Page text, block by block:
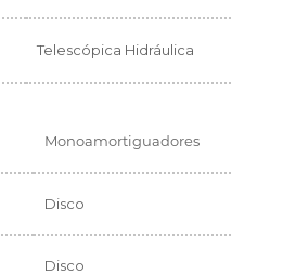
Telescópica Hidráulica
Monoamortiguadores
Disco
Disco